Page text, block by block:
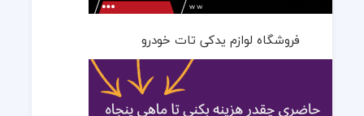
فروشگاه لوازم یدکی تات خودرو